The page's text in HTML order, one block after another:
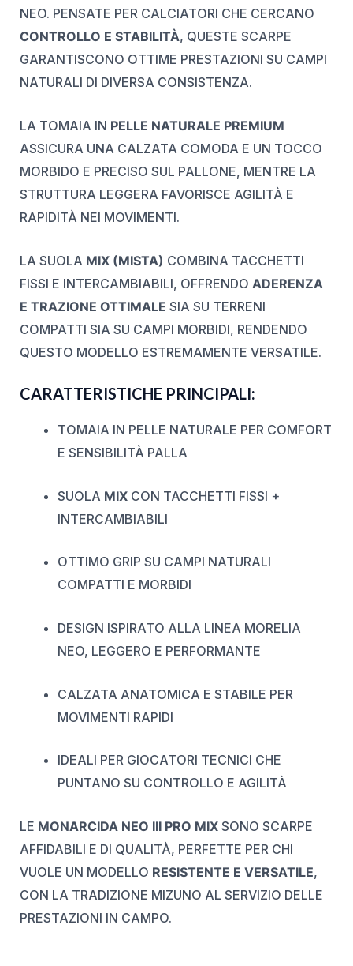
NEO. PENSATE PER CALCIATORI CHE CERCANO
CONTROLLO E STABILITÀ, QUESTE SCARPE
GARANTISCONO OTTIME PRESTAZIONI SU CAMPI
NATURALI DI DIVERSA CONSISTENZA.
LA TOMAIA IN PELLE NATURALE PREMIUM
ASSICURA UNA CALZATA COMODA E UN TOCCO
MORBIDO E PRECISO SUL PALLONE, MENTRE LA
STRUTTURA LEGGERA FAVORISCE AGILITÀ E
RAPIDITÀ NEI MOVIMENTI.
LA SUOLA MIX (MISTA) COMBINA TACCHETTI
FISSI E INTERCAMBIABILI, OFFRENDO ADERENZA
E TRAZIONE OTTIMALE SIA SU TERRENI
COMPATTI SIA SU CAMPI MORBIDI, RENDENDO
QUESTO MODELLO ESTREMAMENTE VERSATILE.
CARATTERISTICHE PRINCIPALI:
TOMAIA IN PELLE NATURALE PER COMFORT
E SENSIBILITÀ PALLA
SUOLA MIXCON TACCHETTI FISSI +
INTERCAMBIABILI
OTTIMO GRIP SU CAMPI NATURALI
COMPATTI E MORBIDI
DESIGN ISPIRATO ALLA LINEA MORELIA
NEO, LEGGERO E PERFORMANTE
CALZATA ANATOMICA E STABILE PER
MOVIMENTI RAPIDI
IDEALI PER GIOCATORI TECNICI CHE
PUNTANO SU CONTROLLO E AGILITÀ
LE MONARCIDA NEO III PRO MIXSONO SCARPE
AFFIDABILI E DI QUALITÀ, PERFETTE PER CHI
VUOLE UN MODELLO RESISTENTE E VERSATILE,
CON LA TRADIZIONE MIZUNO AL SERVIZIO DELLE
PRESTAZIONI IN CAMPO.